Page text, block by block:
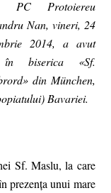
PC Protoiereu
Nan, vineri, 24
2014, a avut
biserica «Sf.
din München,
Bavariei.
Sf. Maslu, la care
prezența unui mare